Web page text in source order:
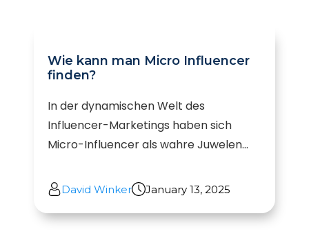
Wie kann man Micro Influencer
finden?
In der dynamischen Welt des
Influencer-Marketings haben sich
Micro-Influencer als wahre Juwelen...
David Winker January 13, 2025